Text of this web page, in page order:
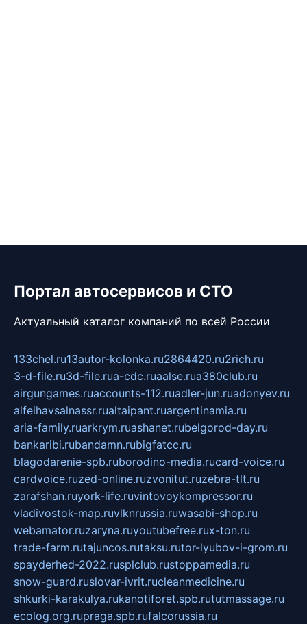
Портал автосервисов и СТО
Актуальный каталог компаний по всей России
133chel.ru13autor-kolonka.ru2864420.ru2rich.ru
3-d-file.ru3d-file.rua-cdc.ruaalse.rua380club.ru
airgungames.ruaccounts-112.ruadler-jun.ruadonyev.ru
alfeihavsalnassr.rualtaipant.ruargentinamia.ru
aria-family.ruarkrym.ruashanet.rubelgorod-day.ru
bankaribi.rubandamn.rubigfatcc.ru
blagodarenie-spb.ruborodino-media.rucard-voice.ru
cardvoice.ruzed-online.ruzvonitut.ruzebra-tlt.ru
zarafshan.ruyork-life.ruvintovoykompressor.ru
vladivostok-map.ruvlknrussia.ruwasabi-shop.ru
webamator.ruzaryna.ruyoutubefree.rux-ton.ru
trade-farm.rutajuncos.rutaksu.rutor-lyubov-i-grom.ru
spayderhed-2022.rusplclub.rustoppamedia.ru
snow-guard.ruslovar-ivrit.rucleanmedicine.ru
shkurki-karakulya.rukanotiforet.spb.rututmassage.ru
ecolog.org.rupraga.spb.rufalcorussia.ru